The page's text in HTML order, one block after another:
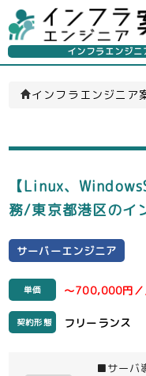
インフラエンジニ
インフラエンジニア
【Linux、
務/東京都港区のイ
サーバーエンジニア
単価 ～700,000円／
契約形態 フリーランス
■サーバ